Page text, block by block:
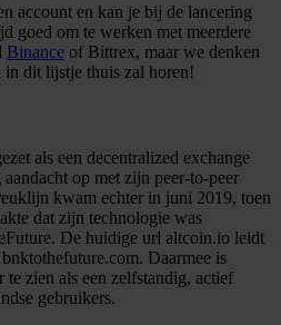
account en kan je bij de lancering
goed om te werken met meerdere
Binance of Bittrex, maar we denken
dit lijstje thuis zal horen!
als een decentralized exchange
op met zijn peer-to-peer
kwam echter in juni 2019, toen
dat zijn technologie was
De huidige url altcoin.io leidt
Daarmee is
zien als een zelfstandig, actief
gebruikers.